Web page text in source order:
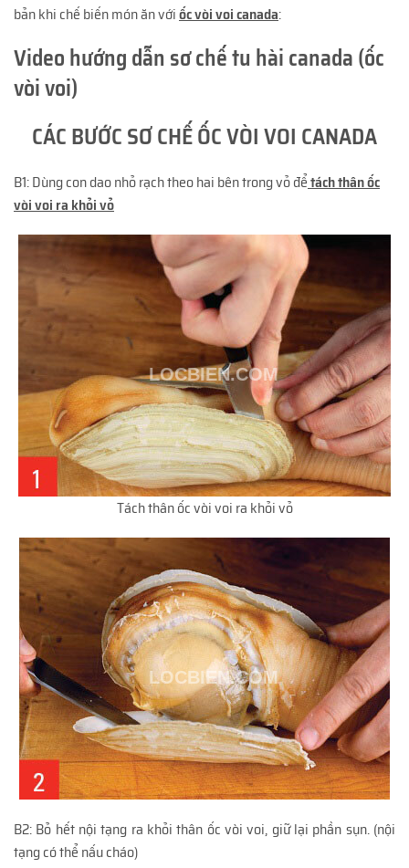
bản khi chế biến món ăn vớiốc vòi voi canada:
Video hướng dẫn sơ chế tu hài canada (ốc
vòi voi)
CÁC BƯỚC SƠ CHẾ ỐC VÒI VOI CANADA
B1: Dùng con dao nhỏ rạch theo hai bên trong vỏ đểtách thân ốc
vòi voi ra khỏi vỏ
Tách thân ốc vòi voi ra khỏi vỏ
B2: Bỏ hết nội tạng ra khỏi thân ốc vòi voi, giữ lại phần sụn. (nội
tạng có thể nấu cháo)